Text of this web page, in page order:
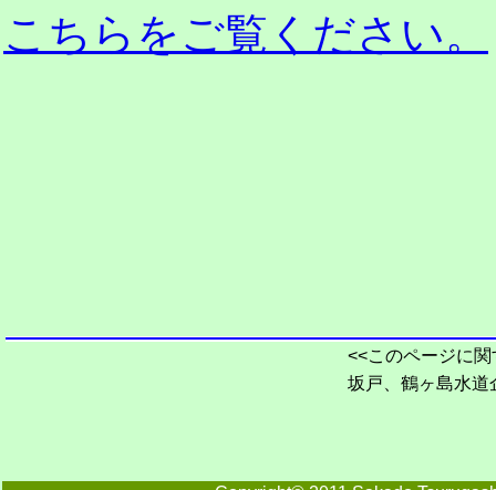
こちらをご覧ください。
<<このページに
坂戸、鶴ヶ島水